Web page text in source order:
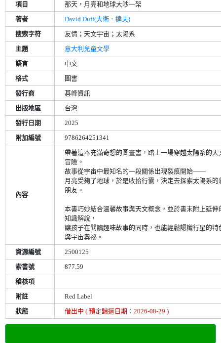
項目
那天，月亮和地球大吵一架
著者
David Duff(大衛．達夫)
搜索字符
友情；天文宇宙；太陽系
主題
意大利兒童文學
語言
中文
格式
圖書
發行商
碁峰資訊
出版地區
台灣
發行日期
2025
附加編號
9786264251341
內容
帶著這本充滿奇想的圖畫書，踏上一場穿越太陽系的天
冒險。
故事從宇宙中最知名的一段關係出現裂痕開始——
月亮受夠了地球，於是收拾行囊，決定去探索太陽系的
朋友。
本書巧妙結合溫馨故事與天文概念，並於書末附上延伸
知識解說，
讓孩子在閱讀趣味故事的同時，也能輕鬆認識行星的特
與宇宙奧祕。
資源編號
2500125
索書號
877.59
稽核項
附註
Red Label
狀態
借出中 ( 預定歸還日期︰2026-08-29 )